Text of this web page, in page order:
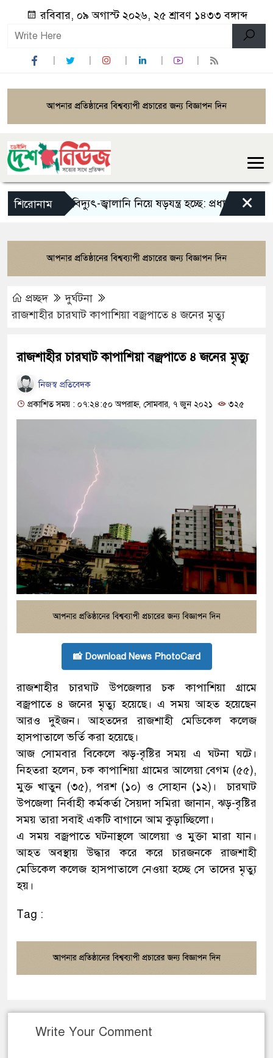
রবিবার, ০৯ অগাস্ট ২০২৬, ২৫ শ্রাবণ ১৪৩৩ বঙ্গাব্দ
শিরোনাম বিদ্যুৎ-জ্বালানি নিয়ে ষড়যন্ত্র হচ্ছে: প্রধানমন্ত্রী ×
প্রচ্ছদ
দুর্ঘটনা
রাজশাহীর চারঘাট কাপাশিয়া বজ্রপাতে ৪ জনের মৃত্যু
রাজশাহীর চারঘাট কাপাশিয়া বজ্রপাতে ৪ জনের মৃত্যু
নিজস্ব প্রতিবেদক
প্রকাশিত সময় : ০৭:২৪:৫০ অপরাহ্ন, সোমবার, ৭ জুন ২০২১
৩২৫
📸 Download News PhotoCard
রাজশাহীর চারঘাট উপজেলার চক কাপাশিয়া গ্রামে
বজ্রপাতে ৪ জনের মৃত্যু হয়েছে। এ সময় আহত হয়েছেন
আরও দুইজন। আহতদের রাজশাহী মেডিকেল কলেজ
হাসপাতালে ভর্তি করা হয়েছে।
আজ সোমবার বিকেলে ঝড়-বৃষ্টির সময় এ ঘটনা ঘটে।
নিহতরা হলেন, চক কাপাশিয়া গ্রামের আলেয়া বেগম (৫৫),
মুক্ত খাতুন (৩৫), পরশ (১০) ও সোহান (১২)। চারঘাট
উপজেলা নির্বাহী কর্মকর্তা সৈয়দা সমিরা জানান, ঝড়-বৃষ্টির
সময় তারা সবাই একটি বাগানে আম কুড়াচ্ছিলো।
এ সময় বজ্রপাতে ঘটনাস্থলে আলেয়া ও মুক্তা মারা যান।
আহত অবস্থায় উদ্ধার করে করে চারজনকে রাজশাহী
মেডিকেল কলেজ হাসপাতালে নেওয়া হচ্ছে সে তাদের মৃত্যু
হয়।
Tag :
Write Your Comment